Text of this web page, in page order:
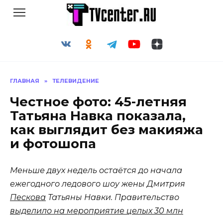
ГЛАВНАЯ » ТЕЛЕВИДЕНИЕ
Честное фото: 45-летняя
Татьяна Навка показала,
как выглядит без макияжа
и фотошопа
Меньше двух недель остаётся до начала
ежегодного ледового шоу жены Дмитрия
Пескова Татьяны Навки. Правительство
выделило на мероприятие целых 30 млн